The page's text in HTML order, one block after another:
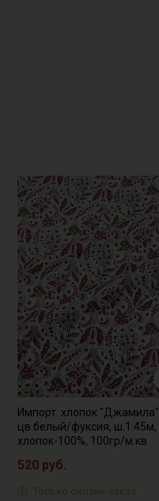
Импорт. хлопок "Джамила"
цв.белый/фуксия, ш.1.45м,
хлопок-100%, 100гр/м.кв
520 руб.
Только онлайн-заказ